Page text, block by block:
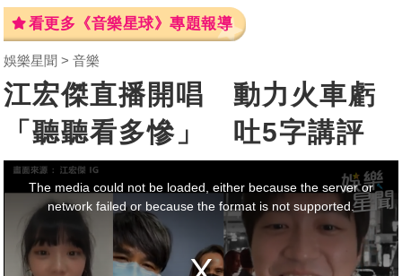
看更多《音樂星球》專題報導
娛樂星聞 音樂
江宏傑直播開唱 動力火車虧
「聽聽看多慘」 吐5字講評
This
modalThe media could not be loaded, either because the server or
network failed or because the format is not supported.